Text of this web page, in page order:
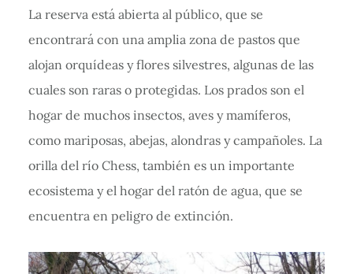
La reserva está abierta al público, que se
encontrará con una amplia zona de pastos que
alojan orquídeas y flores silvestres, algunas de las
cuales son raras o protegidas. Los prados son el
hogar de muchos insectos, aves y mamíferos,
como mariposas, abejas, alondras y campañoles. La
orilla del río Chess, también es un importante
ecosistema y el hogar del ratón de agua, que se
encuentra en peligro de extinción.